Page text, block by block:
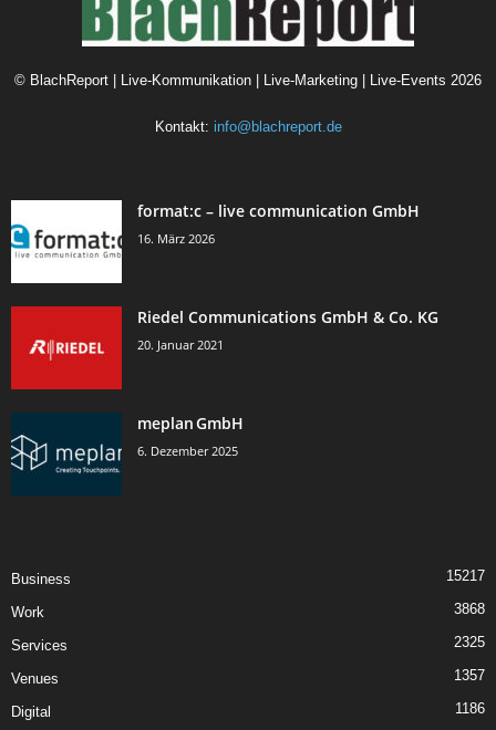
© BlachReport | Live-Kommunikation | Live-Marketing | Live-Events 2026
Kontakt: info@blachreport.de
format:c – live communication GmbH
16. März 2026
Riedel Communications GmbH & Co. KG
20. Januar 2021
meplan GmbH
6. Dezember 2025
Business 15217
Work 3868
Services 2325
Venues 1357
Digital 1186